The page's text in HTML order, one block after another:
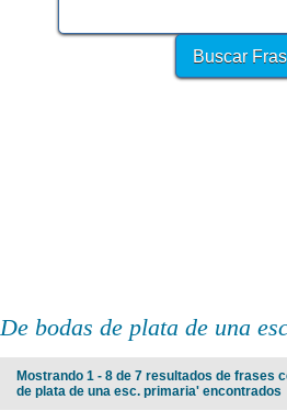
De bodas de plata de una
Mostrando 1 - 8 de 7 resultados de frases
de plata de una esc. primaria' encontrados